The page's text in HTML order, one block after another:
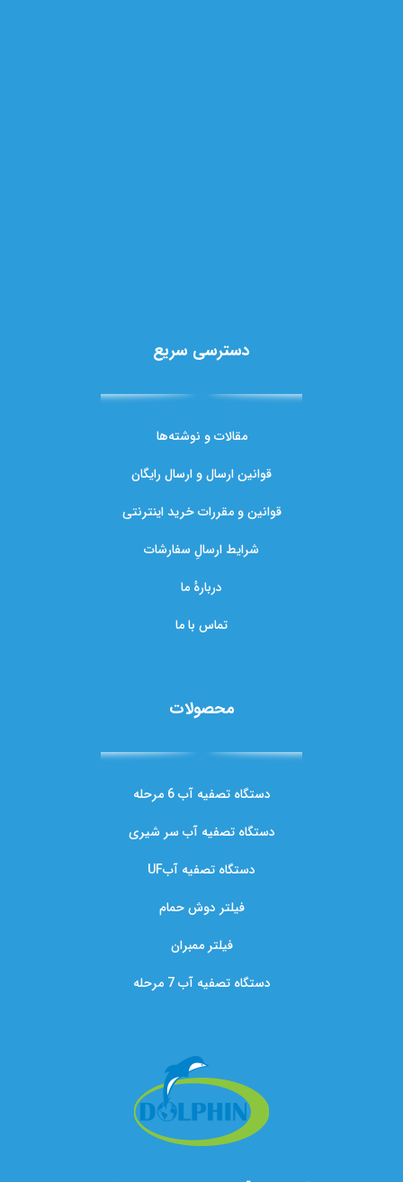
دسترسی سریع
مقالات و نوشته‌ها
قوانین ارسال و ارسال رایگان
قوانین و مقررات خرید اینترنتی
شرایط ارسالِ سفارشات
دربارهٔ ما
تماس با ما
محصولات
دستگاه تصفیه آب 6 مرحله
دستگاه تصفیه آب سر شیری
دستگاه تصفیه آبUF
فیلتر دوش حمام
فیلتر ممبران
دستگاه تصفیه آب 7 مرحله